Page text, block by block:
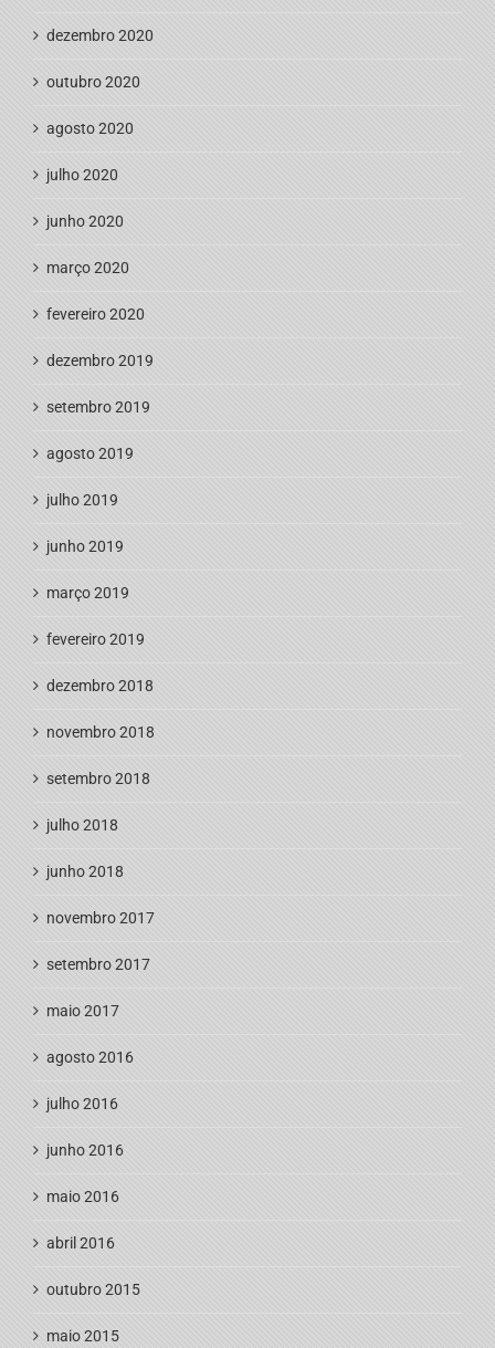
dezembro 2020
outubro 2020
agosto 2020
julho 2020
junho 2020
março 2020
fevereiro 2020
dezembro 2019
setembro 2019
agosto 2019
julho 2019
junho 2019
março 2019
fevereiro 2019
dezembro 2018
novembro 2018
setembro 2018
julho 2018
junho 2018
novembro 2017
setembro 2017
maio 2017
agosto 2016
julho 2016
junho 2016
maio 2016
abril 2016
outubro 2015
maio 2015